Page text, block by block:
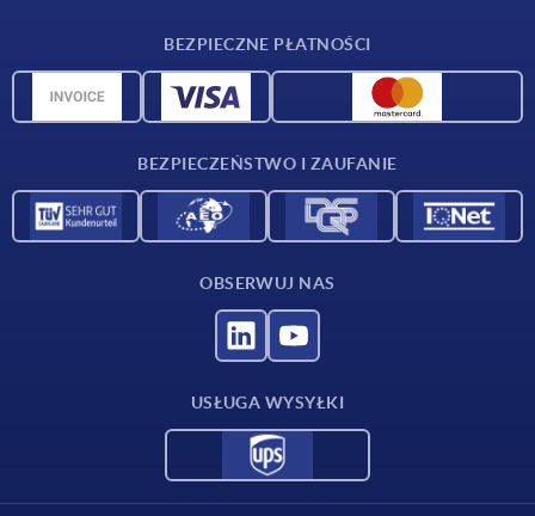
Dane CAD
BEZPIECZNE PŁATNOŚCI
BEZPIECZEŃSTWO I ZAUFANIE
OBSERWUJ NAS
USŁUGA WYSYŁKI